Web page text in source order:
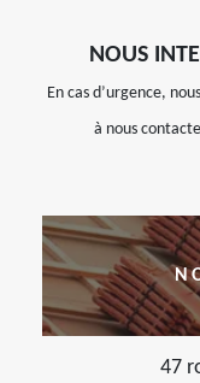
NOUS
En cas d’urgence,
à nous
47